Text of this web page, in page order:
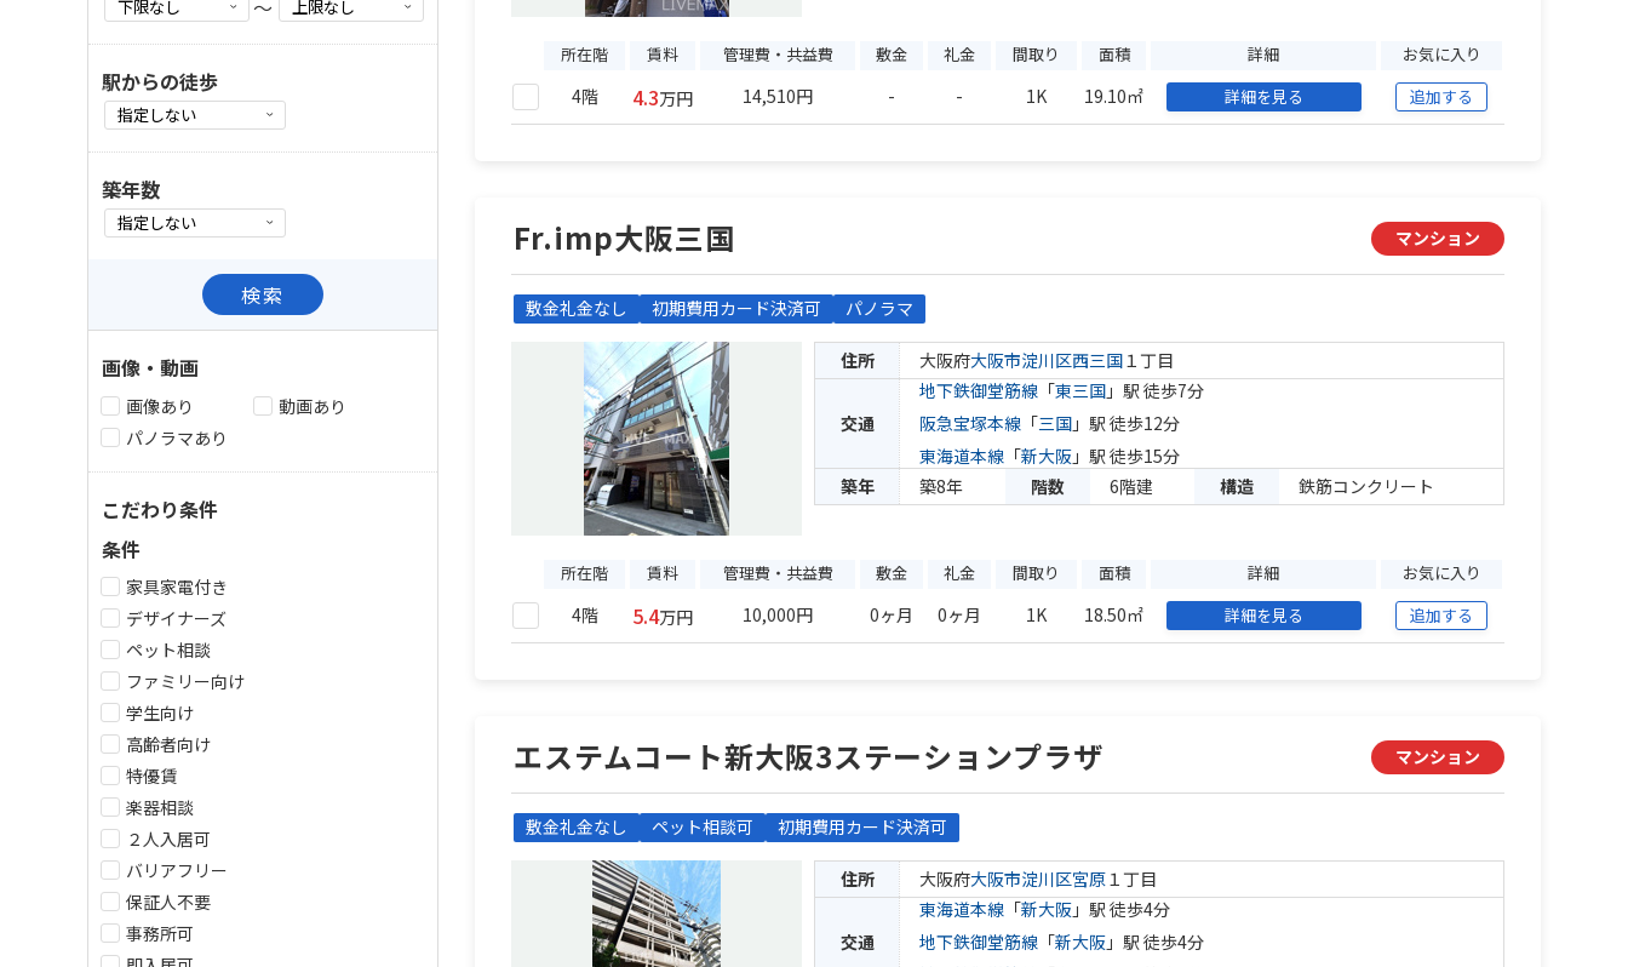
所在階 賃料 管理費・共益費 敷金 礼金 間取り 面積 詳細 お気に入り
4階 4.3万円 14,510円 - - 1K 19.10㎡ 詳細を見る 追加する
Fr.imp大阪三国 マンション
敷金礼金なし 初期費用カード決済可 パノラマ
住所 大阪府大阪市淀川区西三国１丁目
交通
地下鉄御堂筋線 「東三国 」駅 徒歩7分
阪急宝塚本線 「三国 」駅 徒歩12分
東海道本線 「新大阪 」駅 徒歩15分
築年
築8年 階数 6階建 構造 鉄筋コンクリート
所在階 賃料 管理費・共益費 敷金 礼金 間取り 面積 詳細 お気に入り
4階 5.4万円 10,000円 0ヶ月 0ヶ月 1K 18.50㎡ 詳細を見る 追加する
エステムコート新大阪3ステーションプラザ マンション
敷金礼金なし ペット相談可 初期費用カード決済可
住所 大阪府大阪市淀川区宮原１丁目
交通
東海道本線 「新大阪 」駅 徒歩4分
地下鉄御堂筋線 「新大阪 」駅 徒歩4分
～
駅からの徒歩
築年数
検索
画像・動画
画像あり
動画あり
パノラマあり
こだわり条件
条件
家具家電付き
デザイナーズ
ペット相談
ファミリー向け
学生向け
高齢者向け
特優賃
楽器相談
２人入居可
バリアフリー
保証人不要
事務所可